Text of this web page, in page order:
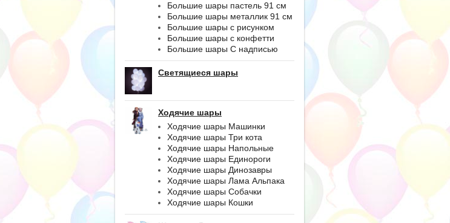
Большие шары пастель 91 см
Большие шары металлик 91 см
Большие шары с рисунком
Большие шары с конфетти
Большие шары С надписью
Светящиеся шары
Ходячие шары
Ходячие шары Машинки
Ходячие шары Три кота
Ходячие шары Напольные
Ходячие шары Единороги
Ходячие шары Динозавры
Ходячие шары Лама Альпака
Ходячие шары Собачки
Ходячие шары Кошки